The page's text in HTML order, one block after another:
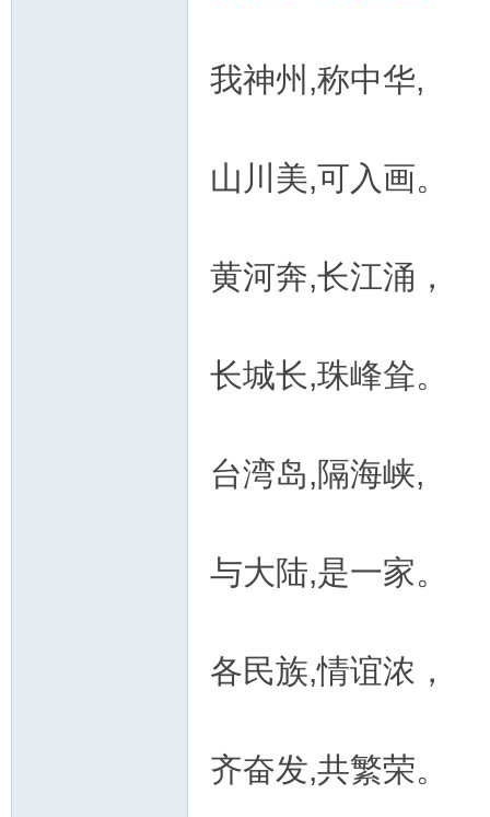
我神州,称中华,
山川美,可入画。
黄河奔,长江涌，
长城长,珠峰耸。
台湾岛,隔海峡,
与大陆,是一家。
各民族,情谊浓，
齐奋发,共繁荣。